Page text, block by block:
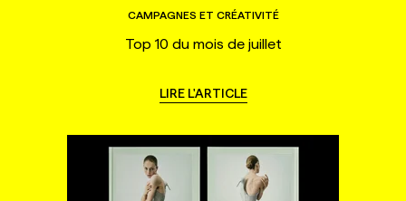
CAMPAGNES ET CRÉATIVITÉ
Top 10 du mois de juillet
LIRE L'ARTICLE